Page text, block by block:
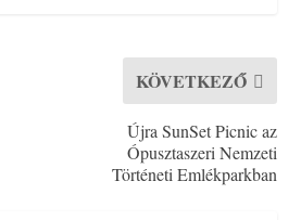
KÖVETKEZŐ
Újra SunSet Picnic az
Ópusztaszeri Nemzeti
Történeti Emlékparkban